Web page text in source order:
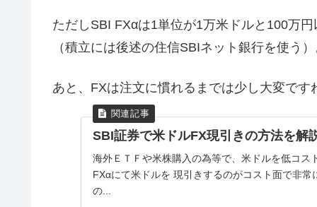
ただしSBI FXαは1単位が1万米ドルと100万
（積立には後述の住信SBIネット銀行を使う
あと、FXは注文に慣れるまでは少し大変です
SBI証券で米ドルFX現引きの方法を解
海外ＥＴＦや米株購入の為等で、米ドルを低コス
FXαにて米ドルを 現引きするのがコスト面で非
の...